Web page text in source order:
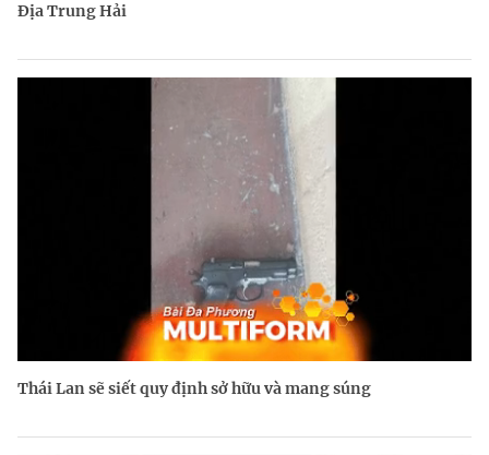
Địa Trung Hải
Thái Lan sẽ siết quy định sở hữu và mang súng